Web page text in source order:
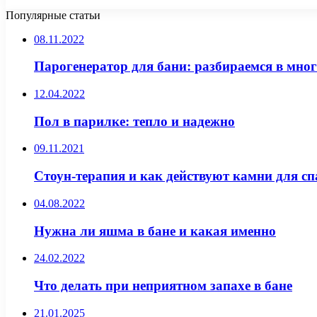
Популярные статьи
08.11.2022
Парогенератор для бани: разбираемся в
12.04.2022
Пол в парилке: тепло и надежно
09.11.2021
Стоун-терапия и как действуют камни для
04.08.2022
Нужна ли яшма в бане и какая именно
24.02.2022
Что делать при неприятном запахе в бане
21.01.2025